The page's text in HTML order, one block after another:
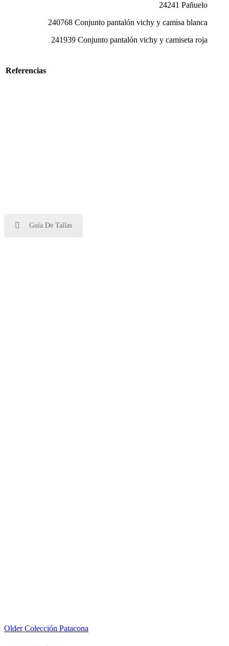
Referencias
24241 Pañuelo
240768 Conjunto pantalón vichy y camisa blanca
241939 Conjunto pantalón vichy y camiseta roja
Guía De Tallas
Older Colección Patacona